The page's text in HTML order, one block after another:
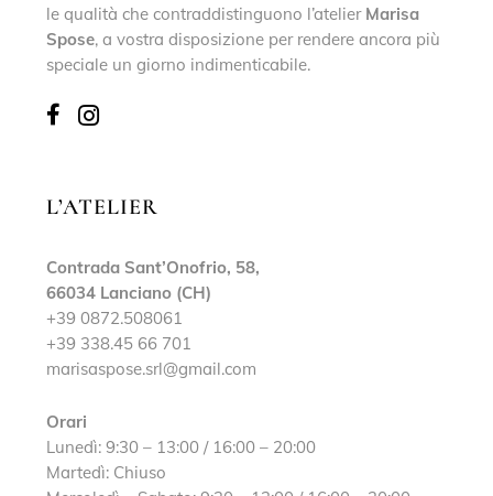
le qualità che contraddistinguono l’atelier Marisa
Spose, a vostra disposizione per rendere ancora più
speciale un giorno indimenticabile.
L’ATELIER
Contrada Sant’Onofrio, 58,
66034 Lanciano (CH)
+39 0872.508061
+39 338.45 66 701
marisaspose.srl@gmail.com
Orari
Lunedì: 9:30 – 13:00 / 16:00 – 20:00
Martedì: Chiuso